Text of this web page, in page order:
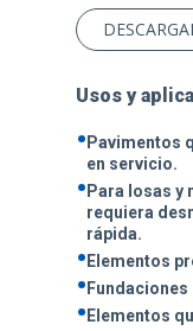
Usos y
•Pavimentos
en servicio.
•Para losas y
requiera
rápida.
•Elementos
•Fundaciones
•Elementos